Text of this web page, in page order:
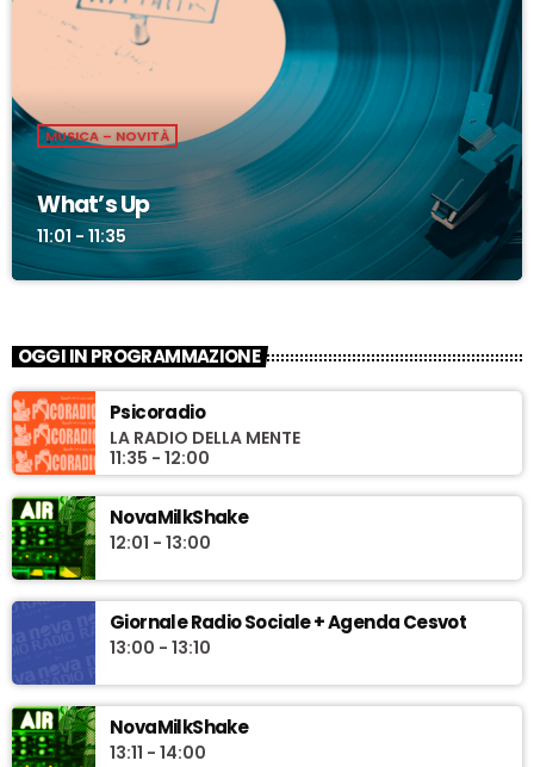
MUSICA – NOVITÀ
What’s Up
11:01 - 11:35
OGGI IN PROGRAMMAZIONE
Psicoradio
LA RADIO DELLA MENTE
11:35 - 12:00
NovaMilkShake
12:01 - 13:00
Giornale Radio Sociale + Agenda Cesvot
13:00 - 13:10
NovaMilkShake
13:11 - 14:00